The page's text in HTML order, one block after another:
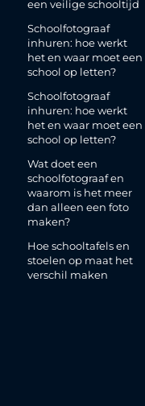
een veilige schooltijd
Schoolfotograaf
inhuren: hoe werkt
het en waar moet een
school op letten?
Schoolfotograaf
inhuren: hoe werkt
het en waar moet een
school op letten?
Wat doet een
schoolfotograaf en
waarom is het meer
dan alleen een foto
maken?
Hoe schooltafels en
stoelen op maat het
verschil maken